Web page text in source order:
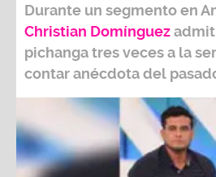
Durante un segmento en
Christian Domínguez
pichanga tres veces a la
contar anécdota del